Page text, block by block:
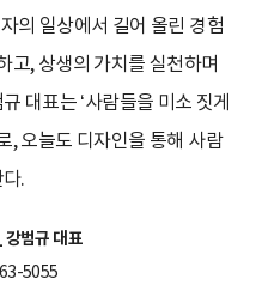
의 일상에서 길어 올린 경험
고, 상생의 가치를 실천하며
대표는 ‘사람들을 미소 짓게
, 오늘도 디자인을 통해 사람
.
범규 대표
5055